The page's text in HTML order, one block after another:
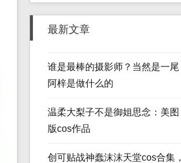
最新文章
谁是最棒的摄影师？当然是一尾
阿梓是做什么的
温柔大梨子不是御姐思念：美图
版cos作品
创可贴战神蠢沫沫天堂cos合集，